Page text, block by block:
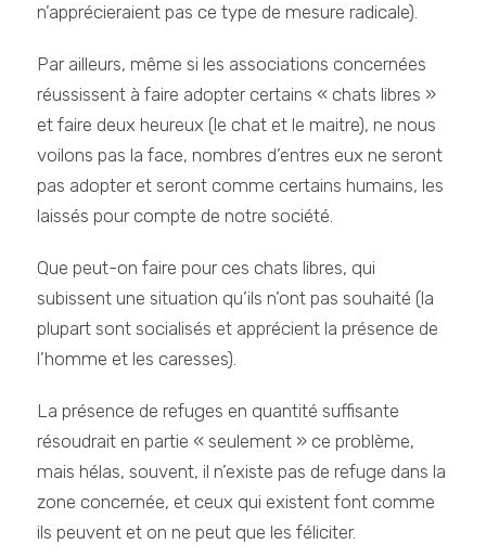
n’apprécieraient pas ce type de mesure radicale).
Par ailleurs, même si les associations concernées
réussissent à faire adopter certains « chats libres »
et faire deux heureux (le chat et le maitre), ne nous
voilons pas la face, nombres d’entres eux ne seront
pas adopter et seront comme certains humains, les
laissés pour compte de notre société.
Que peut-on faire pour ces chats libres, qui
subissent une situation qu’ils n’ont pas souhaité (la
plupart sont socialisés et apprécient la présence de
l’homme et les caresses).
La présence de refuges en quantité suffisante
résoudrait en partie « seulement » ce problème,
mais hélas, souvent, il n’existe pas de refuge dans la
zone concernée, et ceux qui existent font comme
ils peuvent et on ne peut que les féliciter.